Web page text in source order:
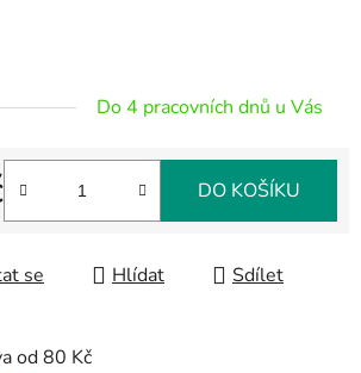
Do 4 pracovních dnů u Vás
DO KOŠÍKU
se Hlídat Sdílet
od 80 Kč